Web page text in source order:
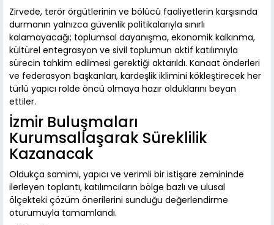
Zirvede, terör örgütlerinin ve bölücü faaliyetlerin karşısında
durmanın yalnızca güvenlik politikalarıyla sınırlı
kalamayacağı; toplumsal dayanışma, ekonomik kalkınma,
kültürel entegrasyon ve sivil toplumun aktif katılımıyla
sürecin tahkim edilmesi gerektiği aktarıldı. Kanaat önderleri
ve federasyon başkanları, kardeşlik iklimini kökleştirecek her
türlü yapıcı rolde öncü olmaya hazır olduklarını beyan
ettiler.
İzmir Buluşmaları
Kurumsallaşarak Süreklilik
Kazanacak
Oldukça samimi, yapıcı ve verimli bir istişare zemininde
ilerleyen toplantı, katılımcıların bölge bazlı ve ulusal
ölçekteki çözüm önerilerini sunduğu değerlendirme
oturumuyla tamamlandı.